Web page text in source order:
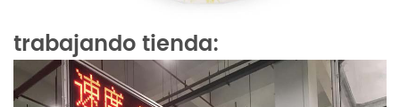
trabajando tienda: